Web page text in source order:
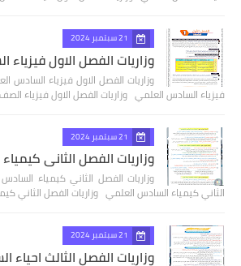
21 سبتمبر 2024
وزاريات الفصل الاول
وزاريات الفصل الاول فيزياء السادس
فيزياء السادس العلمي وزاريات الفصل الاول فيزياء
21 سبتمبر 2024
وزاريات الفصل الثاني
وزاريات الفصل الثاني كيمياء
الثاني كيمياء السادس العلمي وزاريات الفصل الثاني
21 سبتمبر 2024
وزاريات الفصل الثالث